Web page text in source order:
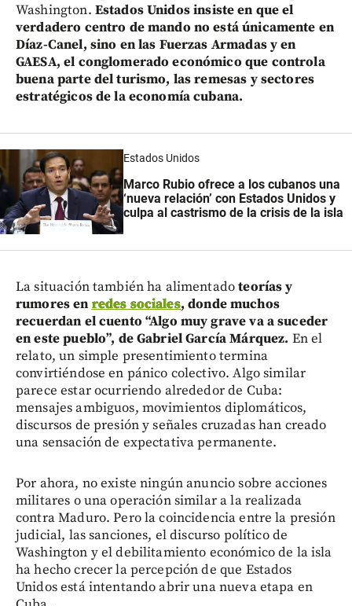
Washington. Estados Unidos insiste en que el
verdadero centro de mando no está únicamente en
Díaz-Canel, sino en las Fuerzas Armadas y en
GAESA, el conglomerado económico que controla
buena parte del turismo, las remesas y sectores
estratégicos de la economía cubana.
Estados Unidos
Marco Rubio ofrece a los cubanos una
‘nueva relación’ con Estados Unidos y
culpa al castrismo de la crisis de la isla
La situación también ha alimentadoteorías y
rumores en redes sociales, donde muchos
recuerdan el cuento “Algo muy grave va a suceder
en este pueblo”, de Gabriel García Márquez. En el
relato, un simple presentimiento termina
convirtiéndose en pánico colectivo. Algo similar
parece estar ocurriendo alrededor de Cuba:
mensajes ambiguos, movimientos diplomáticos,
discursos de presión y señales cruzadas han creado
una sensación de expectativa permanente.
Por ahora, no existe ningún anuncio sobre acciones
militares o una operación similar a la realizada
contra Maduro. Pero la coincidencia entre la presión
judicial, las sanciones, el discurso político de
Washington y el debilitamiento económico de la isla
ha hecho crecer la percepción de que Estados
Unidos está intentando abrir una nueva etapa en